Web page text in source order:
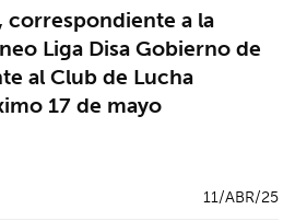
a la
Liga Disa Gobierno de
al Club de Lucha
17 de mayo
11/ABR/25